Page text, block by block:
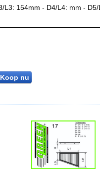
L3: 154mm - D4/L4: mm -
Koop nu